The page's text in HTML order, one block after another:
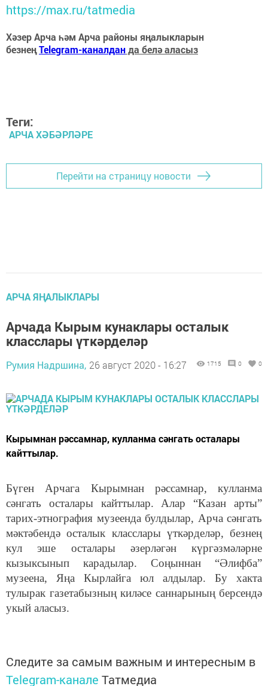
https://max.ru/tatmedia
Хәзер Арча һәм Арча районы яңалыкларын
безнеңTelegram-каналданда белә аласыз
Теги:
АРЧА ХӘБӘРЛӘРЕ
Перейти на страницу новости
АРЧА ЯҢАЛЫКЛАРЫ
Арчада Кырым кунаклары осталык
класслары үткәрделәр
Румия Надршина, 26 август 2020 - 16:27 1715 0 0
Кырымнан рәссамнар, кулланма сәнгать осталары
кайттылар.
Бүген Арчага Кырымнан рәссамнар, кулланма
сәнгать осталары кайттылар. Алар “Казан арты”
тарих-этнография музеенда булдылар, Арча сәнгать
мәктәбендә осталык класслары үткәрделәр, безнең
кул эше осталары әзерләгән күргәзмәләрне
кызыксынып карадылар. Соңыннан “Әлифба”
музеена, Яңа Кырлайга юл алдылар. Бу хакта
тулырак газетабызның киләсе саннарының берсендә
укый аласыз.
Следите за самым важным и интересным в
Telegram-канале Татмедиа